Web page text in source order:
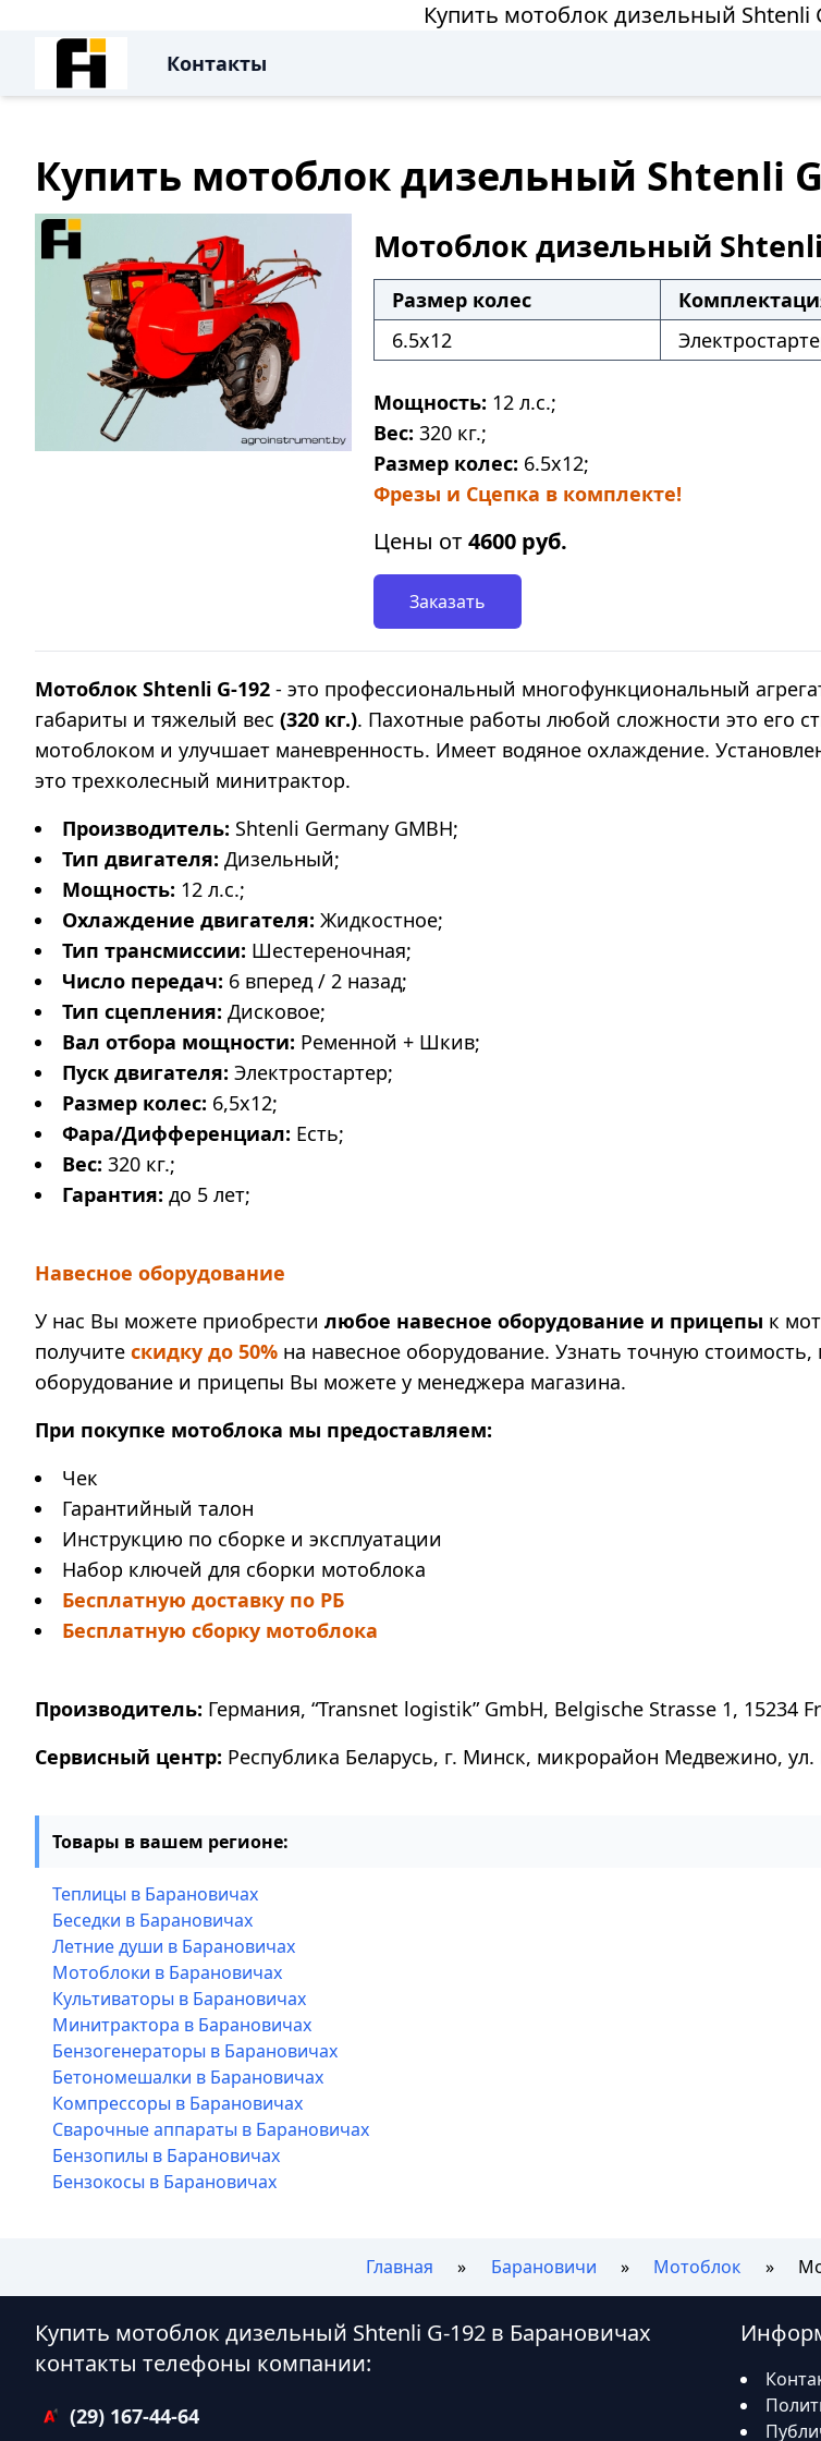
Купить мотоблок дизельный Shtenli
Контакты
Купить мотоблок дизельный Shtenli
Мотоблок дизельный Shtenli
Размер колес
6.5x12
Мощность: 12 л.с.;
Вес: 320 кг.;
Размер колес: 6.5х12;
Фрезы и Сцепка в комплекте!
Цены от4600 руб.
Заказать
Мотоблок Shtenli G-192 - это профессиональный многофункциональный
габариты и тяжелый вес (320 кг.). Пахотные работы любой сложности это его
мотоблоком и улучшает маневренность. Имеет водяное охлаждение.
это трехколесный минитрактор.
Производитель: Shtenli Germany GMBH;
Тип двигателя: Дизельный;
Мощность: 12 л.с.;
Охлаждение двигателя: Жидкостное;
Тип трансмиссии: Шестереночная;
Число передач: 6 вперед / 2 назад;
Тип сцепления: Дисковое;
Вал отбора мощности: Ременной + Шкив;
Пуск двигателя: Электростартер;
Размер колес: 6,5х12;
Фара/Дифференциал: Есть;
Вес: 320 кг.;
Гарантия: до 5 лет;
Навесное оборудование
У нас Вы можете приобрести любое навесное оборудование и прицепы к
получите скидку до 50% на навесное оборудование. Узнать точную
оборудование и прицепы Вы можете у менеджера магазина.
При покупке мотоблока мы предоставляем:
Чек
Гарантийный талон
Инструкцию по сборке и эксплуатации
Набор ключей для сборки мотоблока
Бесплатную доставку по РБ
Бесплатную сборку мотоблока
Производитель: Германия, “Transnet logistik” GmbH, Belgische Strasse 1, 15234
Сервисный центр: Республика Беларусь, г. Минск, микрорайон Медвежино,
Товары в вашем регионе:
Теплицы в Барановичах
Беседки в Барановичах
Летние души в Барановичах
Мотоблоки в Барановичах
Культиваторы в Барановичах
Минитрактора в Барановичах
Бензогенераторы в Барановичах
Бетономешалки в Барановичах
Компрессоры в Барановичах
Сварочные аппараты в Барановичах
Бензопилы в Барановичах
Бензокосы в Барановичах
Главная Барановичи Мотоблок
Купить мотоблок дизельный Shtenli G-192 в Барановичах
контакты телефоны компании:
(29) 167-44-64